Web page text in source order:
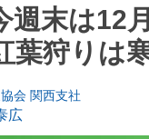
末は12
狩りは
会 関西支社
広